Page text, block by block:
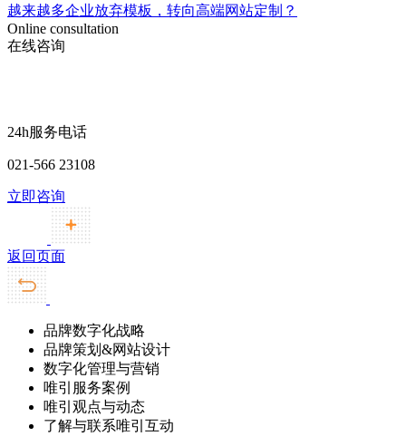
越来越多企业放弃模板，转向高端网站定制？
Online consultation
在线咨询
24h服务电话
021-566 23108
立即咨询
返回页面
品牌数字化战略
品牌策划&网站设计
数字化管理与营销
唯引服务案例
唯引观点与动态
了解与联系唯引互动